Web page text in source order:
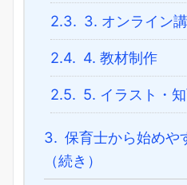
2.3. 3. オンライン
2.4. 4. 教材制作
2.5. 5. イラスト・
3. 保育士から始めや
（続き）